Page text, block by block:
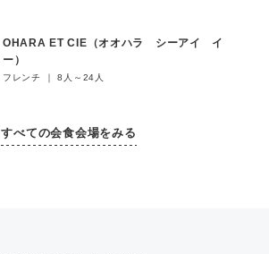
OHARA ET CIE（オオハラ シーアイ イ
ー）
フレンチ ｜ 8人～24人
すべての会食会場をみる